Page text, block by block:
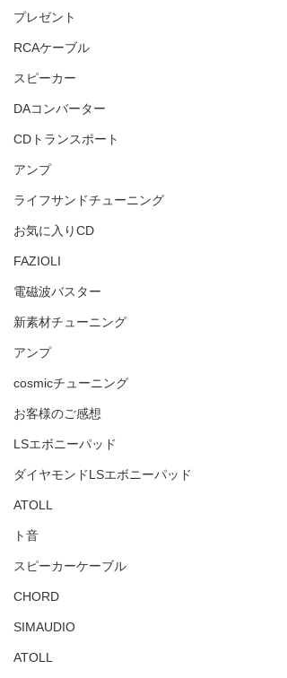
プレゼント
RCAケーブル
スピーカー
DAコンバーター
CDトランスポート
アンプ
ライフサンドチューニング
お気に入りCD
FAZIOLI
電磁波バスター
新素材チューニング
アンプ
cosmicチューニング
お客様のご感想
LSエボニーパッド
ダイヤモンドLSエボニーパッド
ATOLL
ト音
スピーカーケーブル
CHORD
SIMAUDIO
ATOLL